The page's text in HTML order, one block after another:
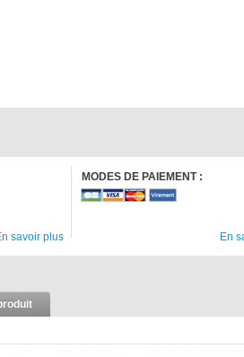
savoir plus
MODES DE PAIEMENT :
En